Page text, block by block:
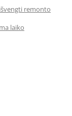
remonto
laiko